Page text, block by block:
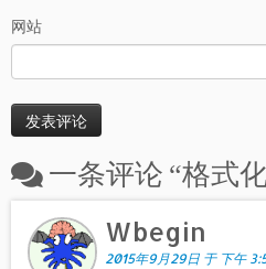
网站
一条评论 “格式
Wbegin
2015年9月29日 于 下午